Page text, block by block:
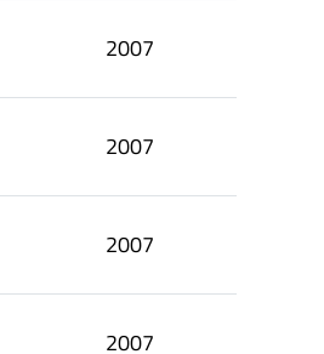
2007
2007
2007
2007